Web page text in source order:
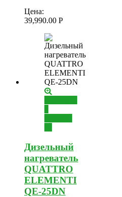
Цена:
39,990.00 Р
Дизельный
нагреватель
QUATTRO
ELEMENTI
QE-25DN